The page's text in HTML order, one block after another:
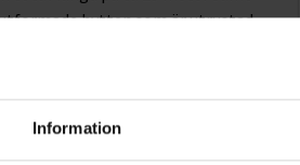
Information
hytten som är utrustad
Ekeris påbyggnadsskåp
klassas som klimatneutral.
som kommer att utgå från tre